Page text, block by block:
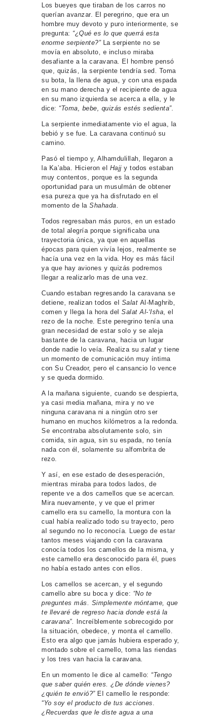
Los bueyes que tiraban de los carros no
querían avanzar. El peregrino, que era un
hombre muy devoto y puro interiormente, se
pregunta: “¿Qué es lo que querrá esta
enorme serpiente?”La serpiente no se
movía en absoluto, e incluso miraba
desafiante a la caravana. El hombre pensó
que, quizás, la serpiente tendría sed. Toma
su bota, la llena de agua, y con una espada
en su mano derecha y el recipiente de agua
en su mano izquierda se acerca a ella, y le
dice: “Toma, bebe, quizás estés sedienta”.
La serpiente inmediatamente vio el agua, la
bebió y se fue. La caravana continuó su
camino.
Pasó el tiempo y, Alhamdulillah, llegaron a
la Ka’aba. Hicieron el Hajj y todos estaban
muy contentos, porque es la segunda
oportunidad para un musulmán de obtener
esa pureza que ya ha disfrutado en el
momento de la Shahada
Todos regresaban más puros, en un estado
de total alegría porque significaba una
trayectoria única, ya que en aquellas
épocas para quien vivía lejos, realmente se
hacía una vez en la vida. Hoy es más fácil
ya que hay aviones y quizás podremos
llegar a realizarlo mas de una vez.
Cuando estaban regresando la caravana se
detiene, realizan todos el Salat Al-Maghrib,
comen y llega la hora del Salat Al-‘Isha , el
rezo de la noche. Este peregrino tenía una
gran necesidad de estar solo y se aleja
bastante de la caravana, hacia un lugar
donde nadie lo veía. Realiza su salat y tiene
un momento de comunicación muy íntima
con Su Creador, pero el cansancio lo vence
y se queda dormido.
A la mañana siguiente, cuando se despierta,
ya casi media mañana, mira y no ve
ninguna caravana ni a ningún otro ser
humano en muchos kilómetros a la redonda.
Se encontraba absolutamente solo, sin
comida, sin agua, sin su espada, no tenía
nada con él, solamente su alfombrita de
rezo.
Y así, en ese estado de desesperación,
mientras miraba para todos lados, de
repente ve a dos camellos que se acercan.
Mira nuevamente, y ve que el primer
camello era su camello, la montura con la
cual había realizado todo su trayecto, pero
al segundo no lo reconocía. Luego de estar
tantos meses viajando con la caravana
conocía todos los camellos de la misma, y
este camello era desconocido para él, pues
no había estado antes con ellos.
Los camellos se acercan, y el segundo
camello abre su boca y dice: “No te
preguntes más. Simplemente móntame, que
te llevaré de regreso hacia donde está la
caravana”.
Increíblemente sobrecogido por
la situación, obedece, y monta el camello.
Esto era algo que jamás hubiera esperado y,
montado sobre el camello, toma las riendas
y los tres van hacia la caravana.
En un momento le dice al camello: “Tengo
que saber quién eres. ¿De dónde vienes?
¿quién te envió?”El camello le responde:
“Yo soy el producto de tus acciones.
¿Recuerdas que le diste agua a una